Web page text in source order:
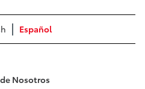
Español
Nosotros